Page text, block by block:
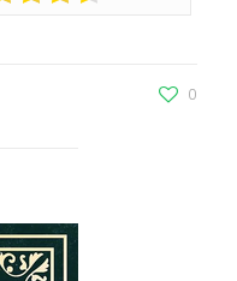
0